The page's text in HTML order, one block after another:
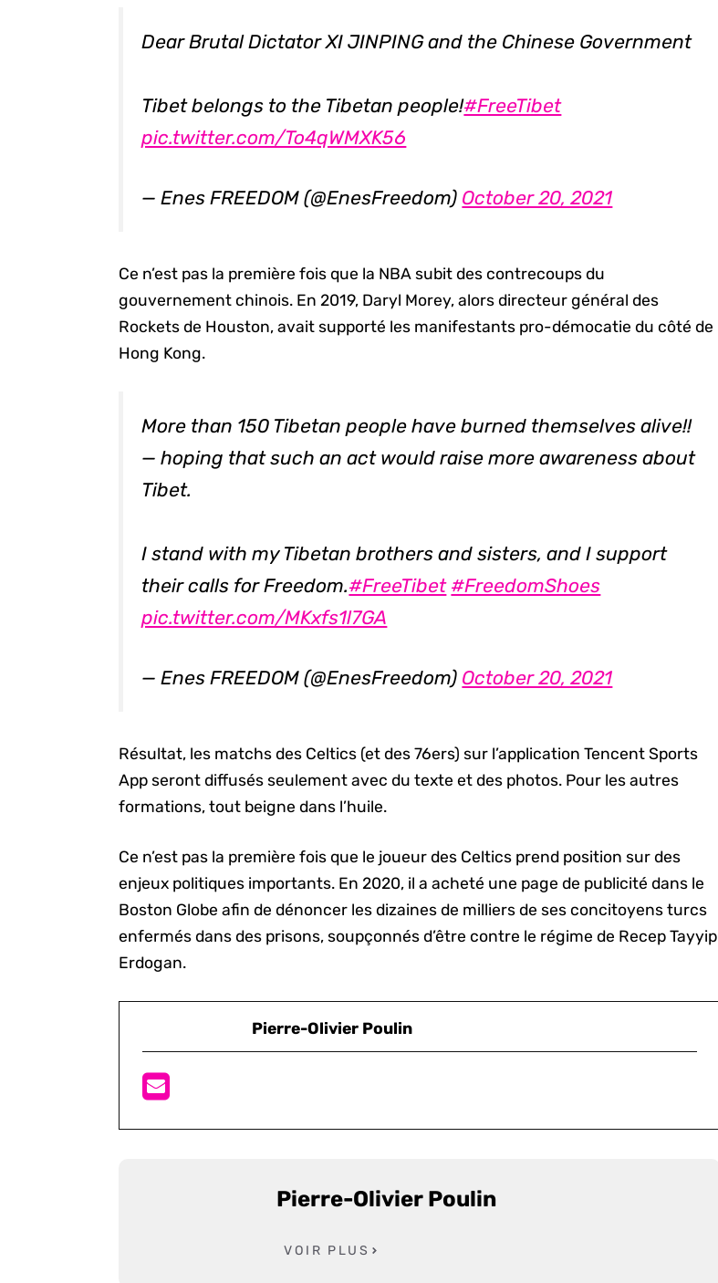
Dear Brutal Dictator XI JINPING and the Chinese Government
Tibet belongs to the Tibetan people!#FreeTibet
pic.twitter.com/To4qWMXK56
— Enes FREEDOM (@EnesFreedom) October 20, 2021
Ce n’est pas la première fois que la NBA subit des contrecoups du
gouvernement chinois. En 2019, Daryl Morey, alors directeur général des
Rockets de Houston, avait supporté les manifestants pro-démocatie du côté de
Hong Kong.
More than 150 Tibetan people have burned themselves alive!!
— hoping that such an act would raise more awareness about
Tibet.
I stand with my Tibetan brothers and sisters, and I support
their calls for Freedom.#FreeTibet #FreedomShoes
pic.twitter.com/MKxfs1l7GA
— Enes FREEDOM (@EnesFreedom) October 20, 2021
Résultat, les matchs des Celtics (et des 76ers) sur l’application Tencent Sports
App seront diffusés seulement avec du texte et des photos. Pour les autres
formations, tout beigne dans l’huile.
Ce n’est pas la première fois que le joueur des Celtics prend position sur des
enjeux politiques importants. En 2020, il a acheté une page de publicité dans le
Boston Globe afin de dénoncer les dizaines de milliers de ses concitoyens turcs
enfermés dans des prisons, soupçonnés d’être contre le régime de Recep Tayyip
Erdogan.
Pierre-Olivier Poulin
Pierre-Olivier Poulin
VOIR PLUS